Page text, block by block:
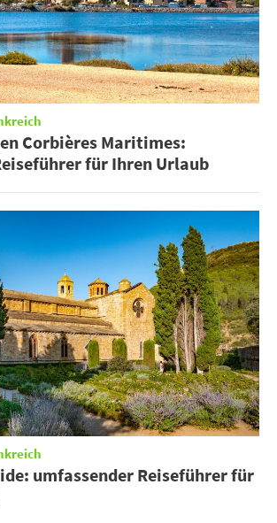
Corbières Maritimes:
für Ihren Urlaub
umfassender Reiseführer für